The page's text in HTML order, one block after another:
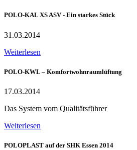
POLO-KAL XS ASV - Ein starkes Stück
31.03.2014
Weiterlesen
POLO-KWL – Komfortwohnraumlüftung
17.03.2014
Das System vom Qualitätsführer
Weiterlesen
POLOPLAST auf der SHK Essen 2014